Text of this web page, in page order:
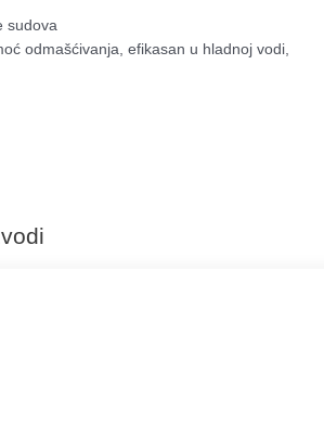
sudova
odmašćivanja, efikasan u hladnoj vodi,